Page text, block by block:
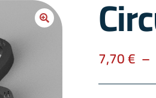
7,70€ –